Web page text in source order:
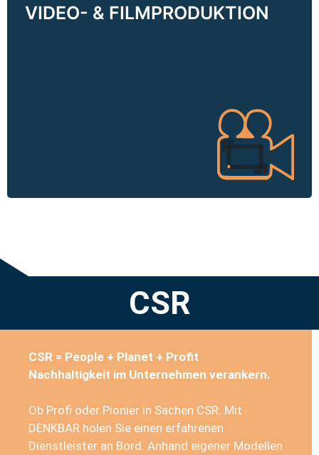
VIDEO- & FILMPRODUKTION
VIDEO- & FILMPRODUKTION
Netzwerkpartner in Szene.
CSR
CSR = People + Planet + Profit
Nachhaltigkeit im Unternehmen verankern.
Ob Profi oder Pionier in Sachen CSR: Mit
DENKBAR holen Sie einen erfahrenen
Dienstleister an Bord. Anhand eigener Modellen